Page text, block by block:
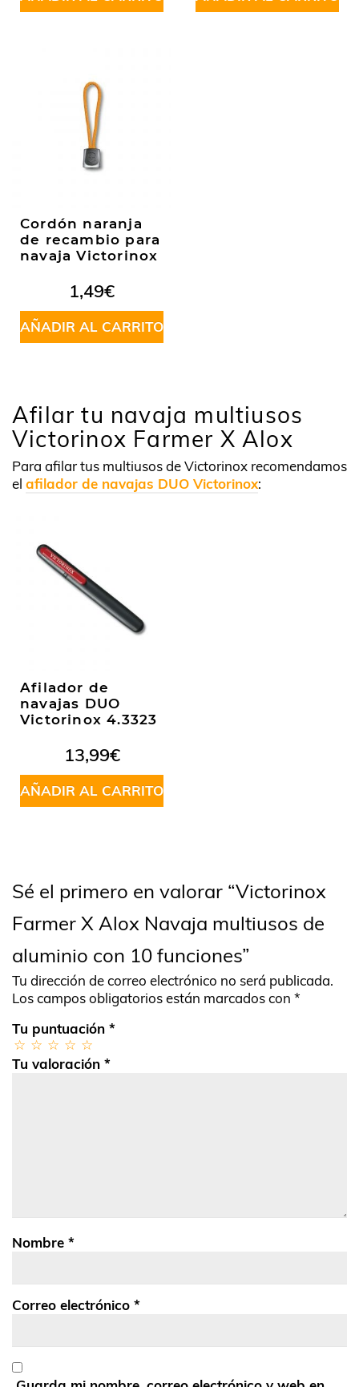
Cordón naranja
de recambio para
navaja Victorinox
1,49€
AÑADIR AL CARRITO
Afilar tu navaja multiusos
Victorinox Farmer X Alox
Para afilar tus multiusos de Victorinox recomendamos
el afilador de navajas DUO Victorinox:
Afilador de
navajas DUO
Victorinox 4.3323
13,99€
AÑADIR AL CARRITO
Sé el primero en valorar “Victorinox
Farmer X Alox Navaja multiusos de
aluminio con 10 funciones”
Tu dirección de correo electrónico no será publicada.
Los campos obligatorios están marcados con *
Tu puntuación *
Tu valoración *
Nombre *
Correo electrónico *